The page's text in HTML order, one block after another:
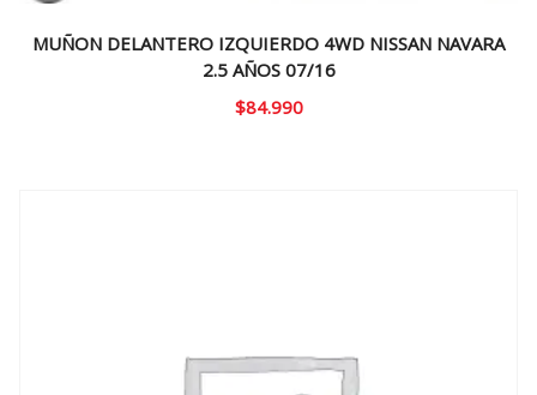
MUÑON DELANTERO IZQUIERDO 4WD NISSAN NAVARA
2.5 AÑOS 07/16
$84.990